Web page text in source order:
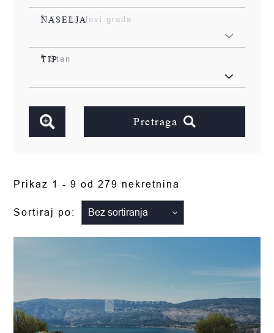
NASELJA
Svi dijelovi grada
TIPStan
Pretraga
Prikaz 1 - 9 od 279 nekretnina
Sortiraj po: